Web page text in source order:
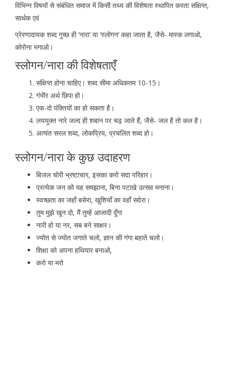
विभिन्न विषयों से संबंधित समाज में किसी तथ्य की विशेषता स्थापित करता संक्षिप्त,
सार्थक एवं
प्रेरणादायक शब्द गुच्छ ही ‘नारा’ या ‘स्लोगन’ कहा जाता है, जैसे- मास्क लगाओ,
कोरोना भगाओ।
स्लोगन/नारा की विशेषताएँ
संक्षिप्त होना चाहिए। शब्द सीमा अधिकतम 10-15।
गंभीर अर्थ छिपा हो।
एक-दो पंक्तियों का हो सकता है।
लययुक्त नारे जल्द ही शबान पर चढ़ जाते हैं, जैसे- जल है तो कल है।
अत्यंत सरल शब्द, लोकप्रिय, प्रचलित शब्द हो।
स्लोगन/नारा के कुछ उदाहरण
बिजल चोरी भ्रष्टाचार, इसका करो सदा परिहार।
प्रत्येक जन को यह समझाना, बिना पटाखे उत्सव मनाना।
स्वच्छता का जहाँ बसेरा, खुशियाँ का वहाँ सवेरा।
तुम मुझे खून दो, मैं तुम्हें आजादी दूँगा
नारी हो या नर, सब बने साक्षर।
ज्योत से ज्योत जगाते चलो, ज्ञान की गंगा बहाते चलो।
शिक्षा को अपना हथियार बनाओ,
करो या मरो